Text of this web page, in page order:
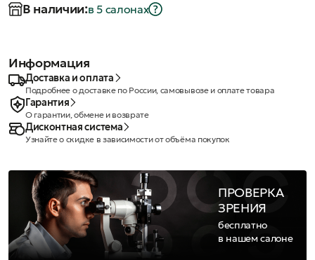
В наличии:в 5 салонах
Информация
Доставка и оплата
Подробнее о доставке по России, самовывозе и оплате товара
Гарантия
О гарантии, обмене и возврате
Дисконтная система
Узнайте о скидке в зависимости от объёма покупок
ПРОВЕРКА
ЗРЕНИЯ
бесплатно
в нашем салоне